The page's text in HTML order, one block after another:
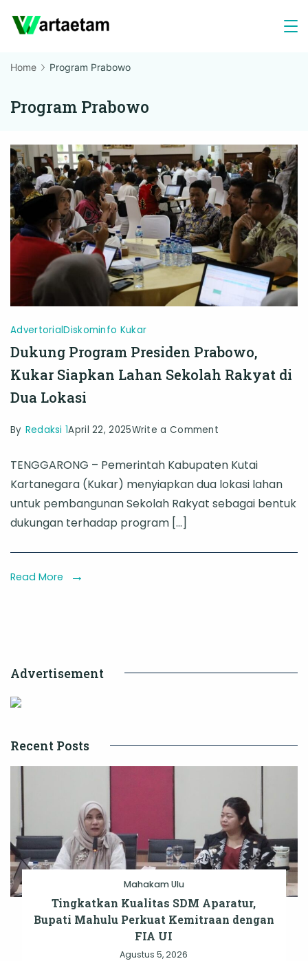
Home Program Prabowo
Program Prabowo
AdvertorialDiskominfo Kukar
Dukung Program Presiden Prabowo,
Kukar Siapkan Lahan Sekolah Rakyat di
Dua Lokasi
By Redaksi 1April 22, 2025Write a Comment
Program
Presiden
Prabowo,
Siapkan
Lokasi
TENGGARONG – Pemerintah Kabupaten Kutai
Kartanegara (Kukar) menyiapkan dua lokasi lahan
untuk pembangunan Sekolah Rakyat sebagai bentuk
dukungan terhadap program […]
Read More
Advertisement
Recent Posts
Mahakam Ulu
Tingkatkan Kualitas SDM Aparatur,
Bupati Mahulu Perkuat Kemitraan dengan
FIA UI
Agustus 5, 2026